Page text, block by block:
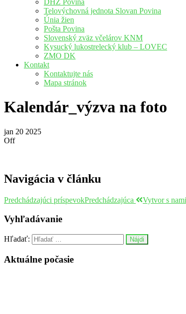
DHZ Povina
Telovýchovná jednota Slovan Povina
Únia žien
Pošta Povina
Slovenský zväz včelárov KNM
Kysucký lukostrelecký klub – LOVEC
ZMO DK
Kontakt
Kontaktujte nás
Mapa stránok
Kalendár_výzva na foto
jan 20 2025
Off
Navigácia v článku
Predchádzajúci príspevokPredchádzajúca Vytvor s
Vyhľadávanie
Hľadať:
Aktuálne počasie